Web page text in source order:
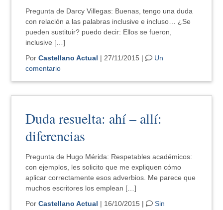
Pregunta de Darcy Villegas: Buenas, tengo una duda
con relación a las palabras inclusive e incluso… ¿Se
pueden sustituir? puedo decir: Ellos se fueron,
inclusive […]
PorCastellano Actual | 27/11/2015 |
Un
comentario
Duda resuelta: ahí – allí:
diferencias
Pregunta de Hugo Mérida: Respetables académicos:
con ejemplos, les solicito que me expliquen cómo
aplicar correctamente esos adverbios. Me parece que
muchos escritores los emplean […]
PorCastellano Actual | 16/10/2015 |
Sin